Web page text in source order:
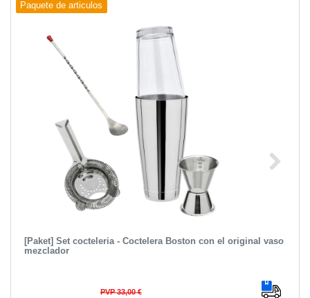
Paquete de articulos
[Paket] Set cocteleria - Coctelera Boston con el original vaso
mezclador
PVP 33,00 €